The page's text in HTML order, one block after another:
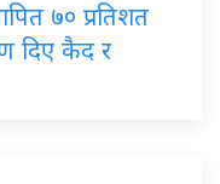
७० प्रतिशत
दिए कैद र